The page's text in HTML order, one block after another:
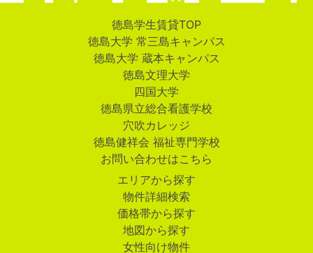
徳島学生賃貸TOP
徳島大学 常三島キャンパス
徳島大学 蔵本キャンパス
徳島文理大学
四国大学
徳島県立総合看護学校
穴吹カレッジ
徳島健祥会 福祉専門学校
お問い合わせはこちら
エリアから探す
物件詳細検索
価格帯から探す
地図から探す
女性向け物件